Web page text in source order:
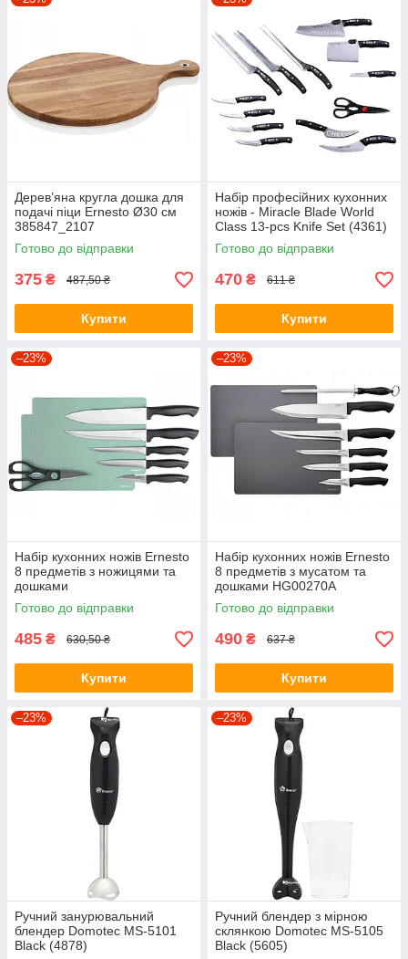
Дерев’яна кругла дошка для
подачі піци Ernesto Ø30 см
385847_2107
Готово до відправки
375 ₴ 487,50 ₴
Купити
Набір професійних кухонних
ножів - Miracle Blade World
Class 13-pcs Knife Set (4361)
Готово до відправки
470 ₴ 611 ₴
Купити
–23%
Набір кухонних ножів Ernesto
8 предметів з ножицями та
дошками
Готово до відправки
485 ₴ 630,50 ₴
Купити
–23%
Набір кухонних ножів Ernesto
8 предметів з мусатом та
дошками HG00270A
Готово до відправки
490 ₴ 637 ₴
Купити
–23%
Ручний занурювальний
блендер Domotec MS-5101
Black (4878)
–23%
Ручний блендер з мірною
склянкою Domotec MS-5105
Black (5605)